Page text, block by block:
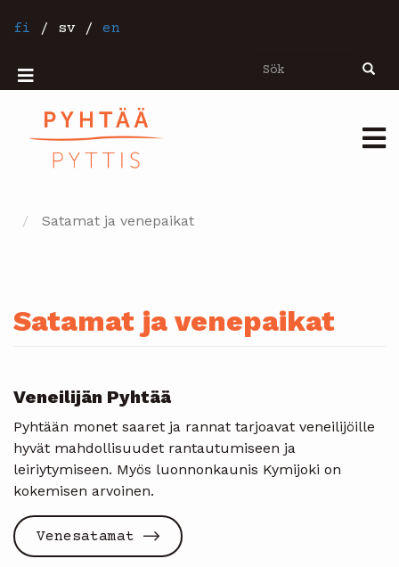
tillfi / sv / en
Sök Sök
Mobiilivalikko
Satamat ja venepaikat
Satamat ja venepaikat
Veneilijän Pyhtää
Pyhtään monet saaret ja rannat tarjoavat veneilijöille
hyvät mahdollisuudet rantautumiseen ja
leiriytymiseen. Myös luonnonkaunis Kymijoki on
kokemisen arvoinen.
Venesatamat